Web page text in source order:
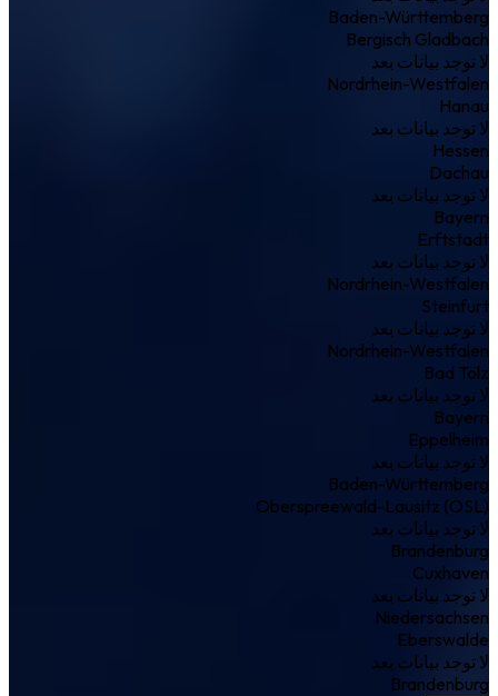
Baden-Württemberg
Bergisch Gladbach
لا توجد بيانات بعد
Nordrhein-Westfalen
Hanau
لا توجد بيانات بعد
Hessen
Dachau
لا توجد بيانات بعد
Bayern
Erftstadt
لا توجد بيانات بعد
Nordrhein-Westfalen
Steinfurt
لا توجد بيانات بعد
Nordrhein-Westfalen
Bad Tölz
لا توجد بيانات بعد
Bayern
Eppelheim
لا توجد بيانات بعد
Baden-Württemberg
Oberspreewald-Lausitz (OSL)
لا توجد بيانات بعد
Brandenburg
Cuxhaven
لا توجد بيانات بعد
Niedersachsen
Eberswalde
لا توجد بيانات بعد
Brandenburg